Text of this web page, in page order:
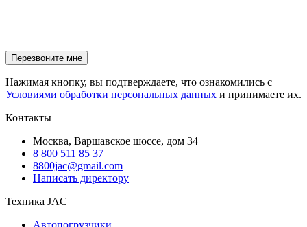
Нажимая кнопку, вы подтверждаете, что ознакомились с
Условиями обработки персональных данных и принимаете их.
Контакты
Москва, Варшавское шоссе, дом 34
8 800 511 85 37
8800jac@gmail.com
Написать директору
Техника JAC